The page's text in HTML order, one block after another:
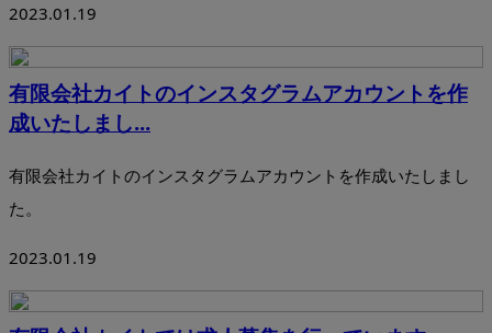
2023.01.19
有限会社カイトのインスタグラムアカウントを作
成いたしまし...
有限会社カイトのインスタグラムアカウントを作成いたしまし
た。
2023.01.19